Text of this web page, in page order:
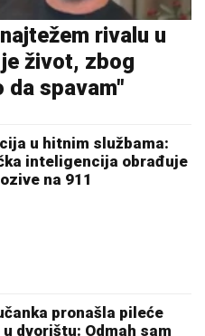
rivalu u
život, zbog
da spavam"
u hitnim službama:
inteligencija obrađuje
na 911
pronašla pileće
dvorištu: Odmah sam